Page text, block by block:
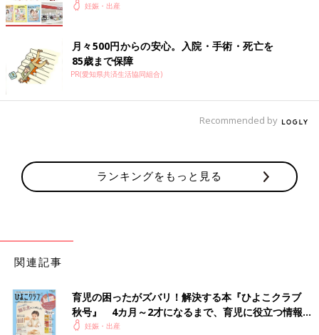
妊娠・出産
月々500円からの安心。入院・手術・死亡を
85歳まで保障
PR(愛知県共済生活協同組合)
Recommended by
ランキングをもっと見る
関連記事
育児の困ったがズバリ！解決する本『ひよこクラブ
秋号』 4カ月～2才になるまで、育児に役立つ情報が
いっぱい！
妊娠・出産